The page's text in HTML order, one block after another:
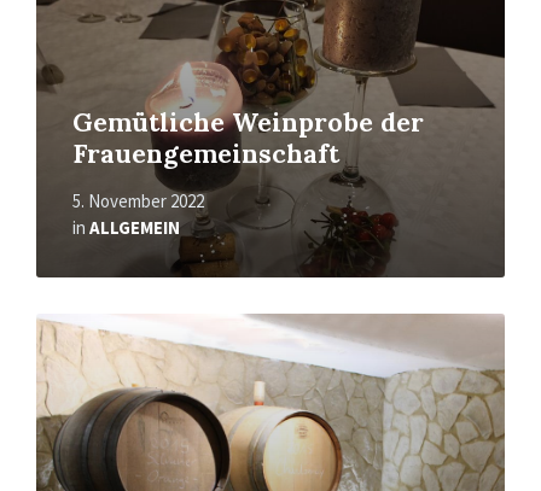
Gemütliche Weinprobe der
Frauengemeinschaft
5. November 2022
in ALLGEMEIN
Mehr
erfahren